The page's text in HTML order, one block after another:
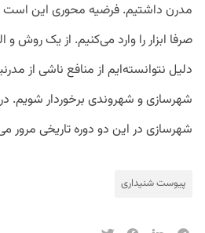
مدرن داشتیم. فرضیه محوری این است که
صرفا ابزار را وارد می‌کنیم. از یک روش
دلیل نتوانسته‌ایم از منافع ناشی از
شهرسازی و شهروندی برخوردار شویم.
شهرسازی در این دو دوره تاریخی مرور
پیوست شنیداری